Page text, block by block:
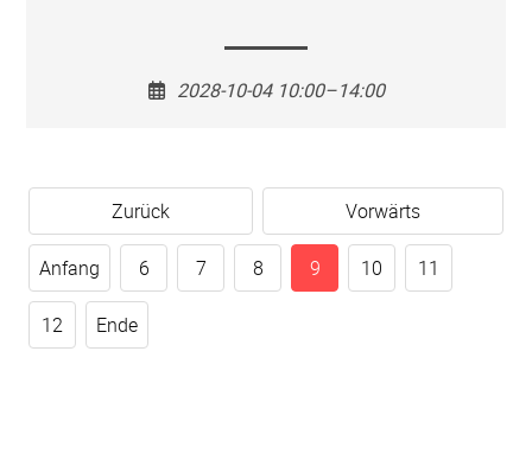
2028-10-04 10:00–14:00
Zurück Vorwärts
Anfang 6 7 8 9 10 11
12 Ende